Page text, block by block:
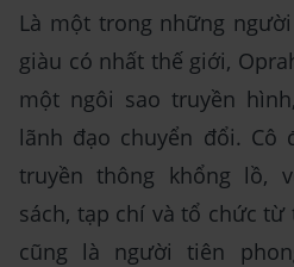
Là một trong những
giàu có nhất thế giới,
một ngôi sao truyền
lãnh đạo chuyển đổi.
truyền thông khổng lồ,
sách, tạp chí và tổ chức từ
cũng là người tiên